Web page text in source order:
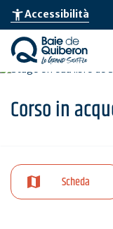
Skip
main
content
accessibility_newAccessibilità
Corso in
Scheda